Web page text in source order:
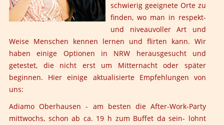
schwierig geeignete Orte zu
finden, wo man in respekt-
und niveauvoller Art und
Weise Menschen kennen lernen und flirten kann. Wir
haben einige Optionen in NRW herausgesucht und
getestet, die nicht erst um Mitternacht oder später
beginnen. Hier einige aktualisierte Empfehlungen von
uns:
Adiamo Oberhausen - am besten die After-Work-Party
mittwochs, schon ab ca. 19 h zum Buffet da sein- lohnt